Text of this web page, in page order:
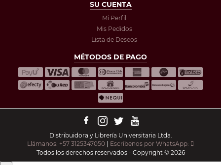
SU CUENTA
Mi Perfil
Mis Pedidos
Lista de Deseos
MÉTODOS DE PAGO
Distribuidora y Librería Universitaria Ltda.
Llámanos: +57 3125347050
Escríbenos por WhatsApp:
Todos los derechos reservados - Copyright © 2026